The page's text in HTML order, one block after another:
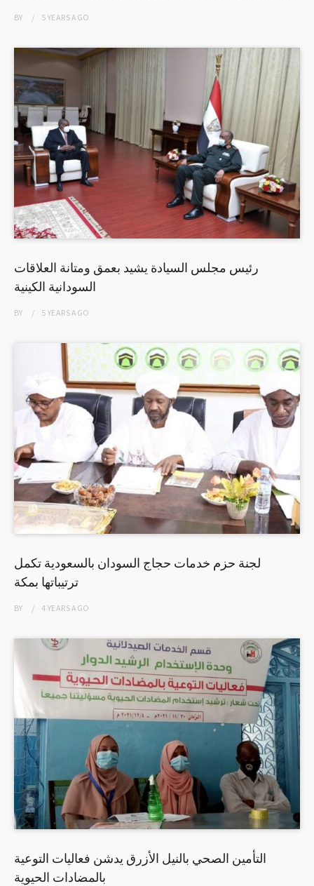
BY 5 YEARSAGO
رئيس مجلس السيادة يشيد بعمق ومتانة العلاقات
السودانية الكينية
BY 5 YEARSAGO
لجنة حزم خدمات حجاج السودان بالسعودية تكمل
ترتيباتها بمكة
BY 4 YEARSAGO
التأمين الصحي بالنيل الأزرق يدشن فعاليات التوعية
بالمضادات الحيوية